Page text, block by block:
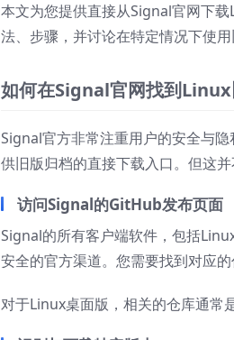
本文为您提供直接从Signal官网下
法、步骤，并讨论在特定情况下使用
如何在Signal官网找到
Signal官方非常注重用户的安全与
供旧版归档的直接下载入口。但这
访问Signal的GitHub发布页面
Signal的所有客户端软件，包括
安全的官方渠道。您需要找到对应的
对于Linux桌面版，相关的仓库通常